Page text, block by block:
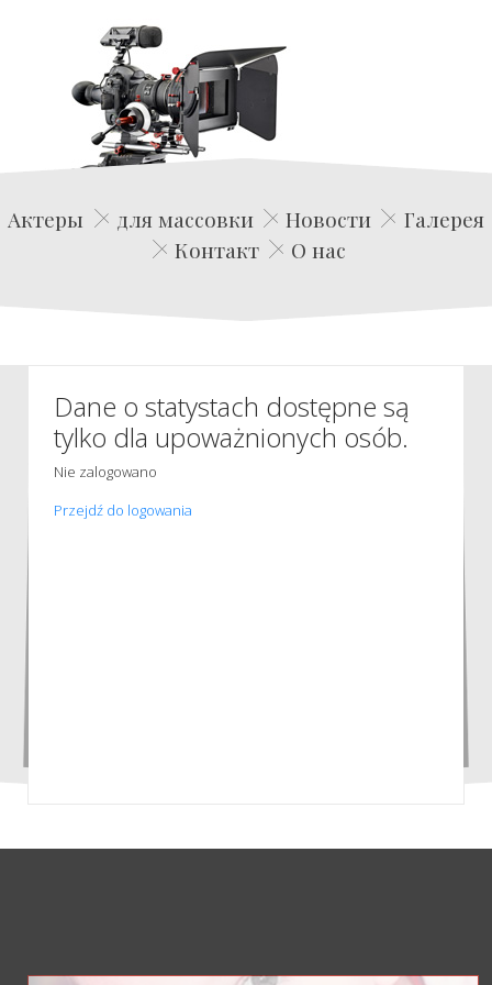
Edwin Film Agencja Aktorska
Актеры для массовки Новости
Галерея
Контакт
О нас
Dane o statystach dostępne są
tylko dla upoważnionych osób.
Nie zalogowano
Przejdź do logowania